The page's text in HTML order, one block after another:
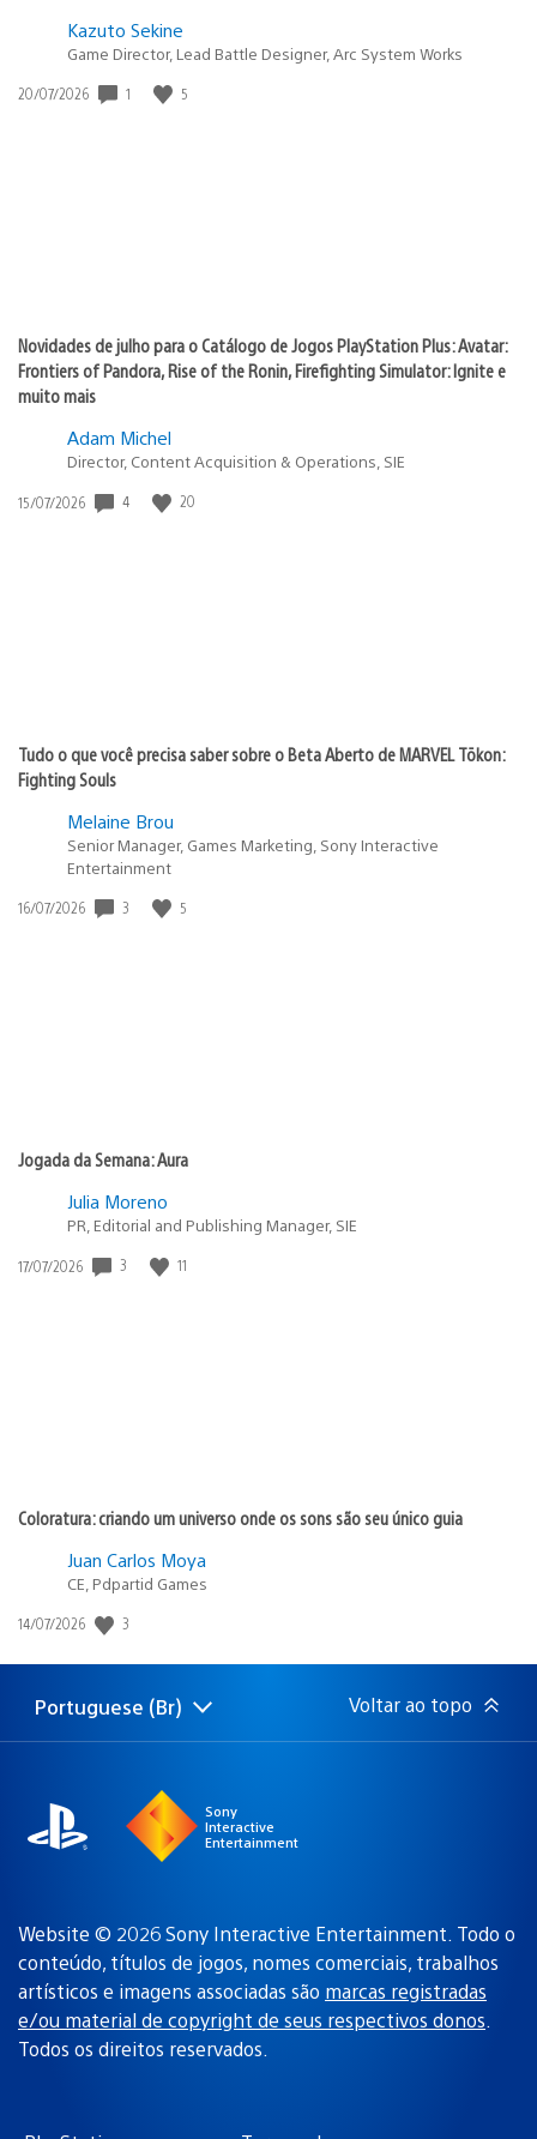
Kazuto Sekine
Game Director, Lead Battle Designer, Arc System Works
Data
20/07/2026 1 5
Novidades de julho para o Catálogo de Jogos PlayStation Plus: Avatar:
Frontiers of Pandora, Rise of the Ronin, Firefighting Simulator: Ignite e
muito mais
Adam Michel
Director, Content Acquisition & Operations, SIE
Data
15/07/2026 4 20
Tudo o que você precisa saber sobre o Beta Aberto de MARVEL Tōkon:
Fighting Souls
Melaine Brou
Senior Manager, Games Marketing, Sony Interactive
Entertainment
Data
16/07/2026 3 5
Jogada da Semana: Aura
Julia Moreno
PR, Editorial and Publishing Manager, SIE
Data
17/07/2026 3 11
Coloratura: criando um universo onde os sons são seu único guia
Juan Carlos Moya
CE, Pdpartid Games
Data
publicação:
14/07/2026 3
Selecione
Região
Portuguese (Br) Voltar ao topo
Sony
Interactive
Entertainment
Website © 2026 Sony Interactive Entertainment. Todo o
conteúdo, títulos de jogos, nomes comerciais, trabalhos
artísticos e imagens associadas são marcas registradas
e/ou material de copyright de seus respectivos donos.
Todos os direitos reservados.